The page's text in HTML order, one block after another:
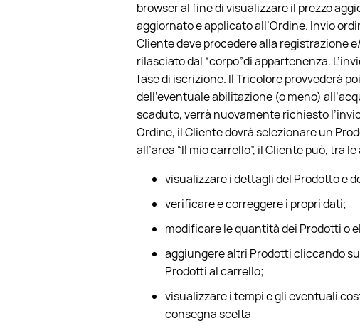
browser al fine di visualizzare il prezzo
aggiornato e applicato all’Ordine. Invio
Cliente deve procedere alla registrazione
rilasciato dal “corpo”di appartenenza.
fase di iscrizione. Il Tricolore provvederà
dell’eventuale abilitazione (o meno)
scaduto, verrà nuovamente richiesto
Ordine, il Cliente dovrà selezionare un
all’area “Il mio carrello”, il Cliente può, tra
visualizzare i dettagli del Prodotto e
verificare e correggere i propri dati;
modificare le quantità dei Prodotti o
aggiungere altri Prodotti cliccando
Prodotti al carrello;
visualizzare i tempi e gli eventuali
consegna scelta